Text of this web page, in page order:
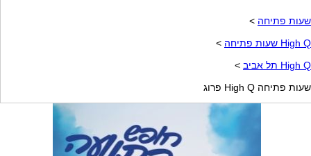
שעות פתיחה >
High Q שעות פתיחה
>
High Q תל אביב
>
שעות פתיחה High Q פרוג